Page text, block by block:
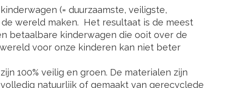
(= duurzaamste, veiligste,
wereld maken. Het resultaat is de meest
betaalbare kinderwagen die ooit over de
voor onze kinderen kan niet beter
100% veilig en groen. De materialen zijn
natuurlijk of gemaakt van gerecyclede